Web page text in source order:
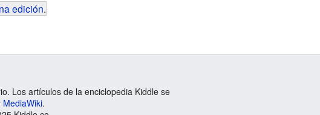
edición.
Los artículos de la enciclopedia Kiddle se
MediaWiki.